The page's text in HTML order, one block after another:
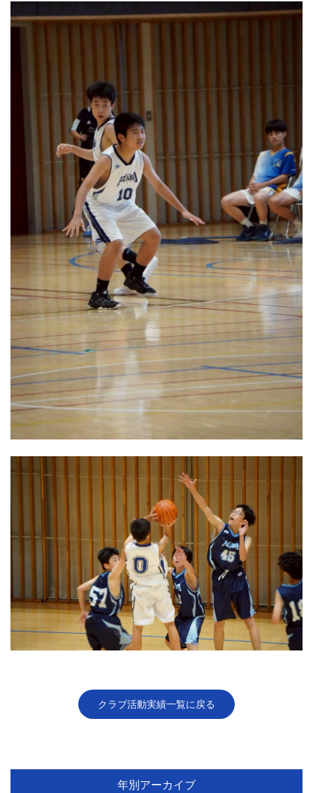
クラブ活動実績一覧に戻る
年別アーカイブ